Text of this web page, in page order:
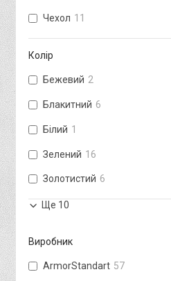
Чехол 11
Колір
Бежевий 2
Блакитний 6
Білий 1
Зелений 16
Золотистий 6
Ще 10
Виробник
ArmorStandart 57